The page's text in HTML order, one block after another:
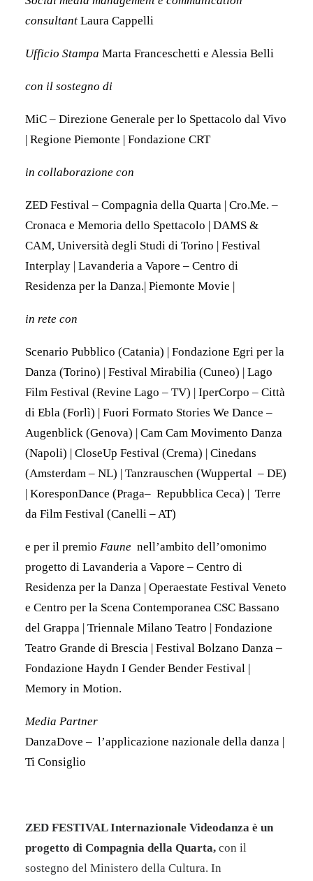
consultant Laura Cappelli
Ufficio Stampa Marta Franceschetti e Alessia Belli
con il sostegno di
MiC – Direzione Generale per lo Spettacolo dal Vivo
| Regione Piemonte | Fondazione CRT
in collaborazione con
ZED Festival – Compagnia della Quarta | Cro.Me. –
Cronaca e Memoria dello Spettacolo | DAMS &
CAM, Università degli Studi di Torino | Festival
Interplay | Lavanderia a Vapore – Centro di
Residenza per la Danza.| Piemonte Movie |
in rete con
Scenario Pubblico (Catania) | Fondazione Egri per la
Danza (Torino) | Festival Mirabilia (Cuneo) | Lago
Film Festival (Revine Lago – TV) | IperCorpo – Città
di Ebla (Forlì) | Fuori Formato Stories We Dance –
Augenblick (Genova) | Cam Cam Movimento Danza
(Napoli) | CloseUp Festival (Crema) | Cinedans
(Amsterdam – NL) | Tanzrauschen (Wuppertal – DE)
| KoresponDance (Praga– Repubblica Ceca) | Terre
da Film Festival (Canelli – AT)
e per il premio Faune nell’ambito dell’omonimo
progetto di Lavanderia a Vapore – Centro di
Residenza per la Danza | Operaestate Festival Veneto
e Centro per la Scena Contemporanea CSC Bassano
del Grappa | Triennale Milano Teatro | Fondazione
Teatro Grande di Brescia | Festival Bolzano Danza –
Fondazione Haydn I Gender Bender Festival |
Memory in Motion.
Media Partner
DanzaDove – ​​l’applicazione nazionale della danza |
Ti Consiglio
ZED FESTIVAL Internazionale Videodanza è un
progetto di Compagnia della Quarta, con il
sostegno del Ministero della Cultura. In